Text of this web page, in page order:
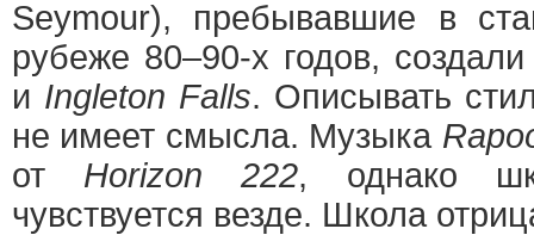
Seymour), пребывавшие в
рубеже 80–90-х годов,
и Ingleton Falls. Описывать
не имеет смысла. Музыка
от Horizon 222, однако
чувствуется везде. Школа